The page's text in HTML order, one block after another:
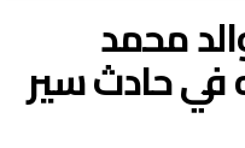
محمد
في حادث سير